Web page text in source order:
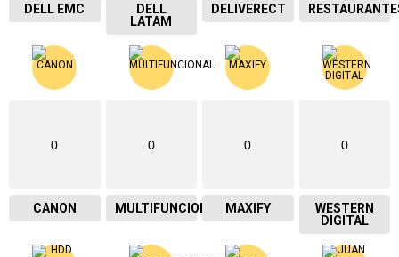
DELL EMC
DELL
LATAM
DELIVERECT
0
CANON
0
MULTIFUNCIONAL
0
MAXIFY
0
WESTERN
DIGITAL